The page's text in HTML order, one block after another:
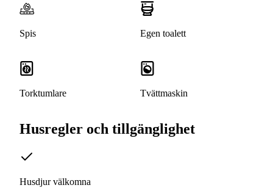
Spis Egen toalett
Torktumlare Tvättmaskin
Husregler och tillgänglighet
Husdjur välkomna